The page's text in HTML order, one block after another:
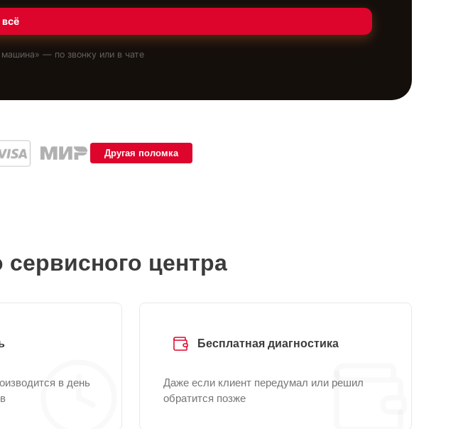
машина» — по звонку или в чате
Другая поломка
центра
в день
Бесплатная диагностика
Даже если клиент передумал или решил
обратится позже